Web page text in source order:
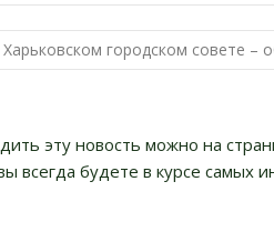
Харьковском городском совете –
эту новость можно на
всегда будете в курсе самых